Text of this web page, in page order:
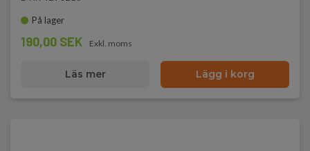
På lager
190,00 SEK Exkl. moms
Läs mer Lägg i korg